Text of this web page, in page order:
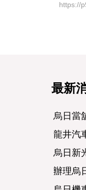
https://
最新
烏日當
龍井汽
烏日新
辦理烏